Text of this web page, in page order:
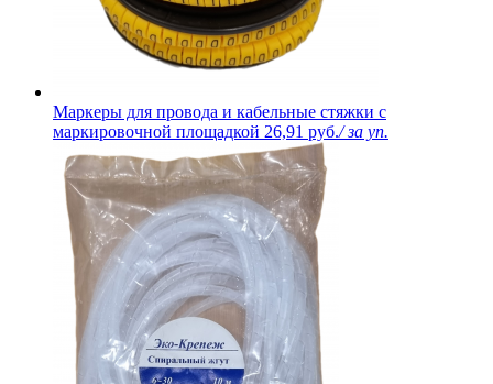
Маркеры для провода и кабельные стяжки с
маркировочной площадкой 26,91 руб./ за уп.